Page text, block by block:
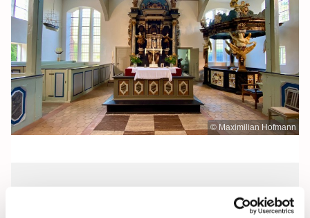
© Maximilian Hofmann
Sonntag, 26. Juli 2026, 18:00 Uhr